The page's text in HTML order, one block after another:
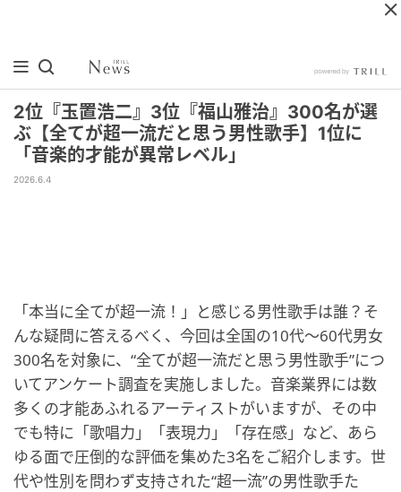
2位『玉置浩二』3位『福山雅治』300名が選
ぶ【全てが超一流だと思う男性歌手】1位に
「音楽的才能が異常レベル」
2026.6.4
「本当に全てが超一流！」と感じる男性歌手は誰？そ
んな疑問に答えるべく、今回は全国の10代〜60代男女
300名を対象に、“全てが超一流だと思う男性歌手”につ
いてアンケート調査を実施しました。音楽業界には数
多くの才能あふれるアーティストがいますが、その中
でも特に「歌唱力」「表現力」「存在感」など、あら
ゆる面で圧倒的な評価を集めた3名をご紹介します。世
代や性別を問わず支持された“超一流”の男性歌手た